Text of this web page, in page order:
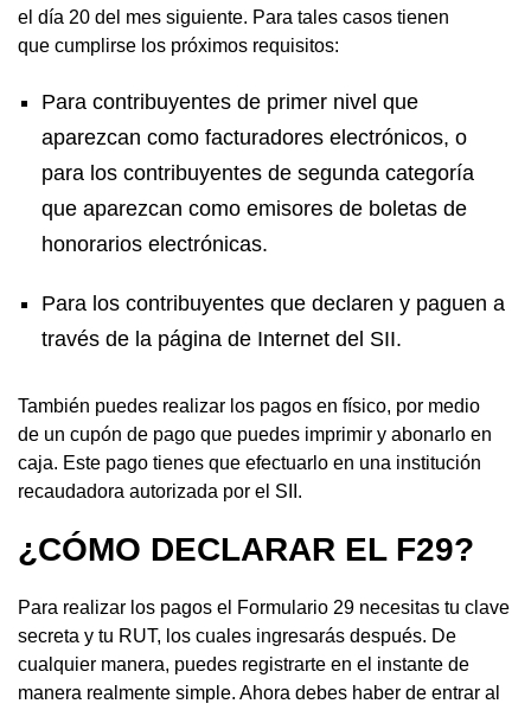
el día 20 del mes siguiente. Para tales casos tienen
que cumplirse los próximos requisitos:
Para contribuyentes de primer nivel que
aparezcan como facturadores electrónicos, o
para los contribuyentes de segunda categoría
que aparezcan como emisores de boletas de
honorarios electrónicas.
Para los contribuyentes que declaren y paguen a
través de la página de Internet del SII.
También puedes realizar los pagos en físico, por medio
de un cupón de pago que puedes imprimir y abonarlo en
caja. Este pago tienes que efectuarlo en una institución
recaudadora autorizada por el SII.
¿CÓMO DECLARAR EL F29?
Para realizar los pagos el Formulario 29 necesitas tu clave
secreta y tu RUT, los cuales ingresarás después. De
cualquier manera, puedes registrarte en el instante de
manera realmente simple. Ahora debes haber de entrar al